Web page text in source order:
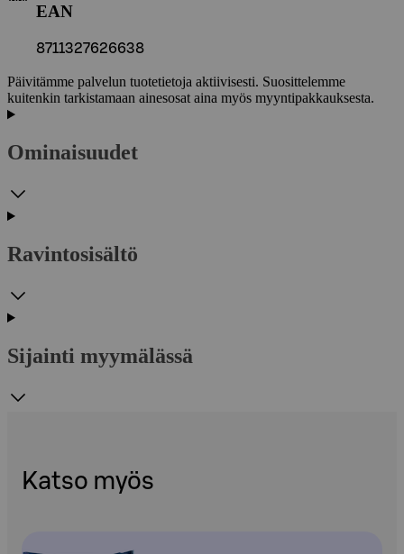
EAN
8711327626638
Päivitämme palvelun tuotetietoja aktiivisesti. Suosittelemme
kuitenkin tarkistamaan ainesosat aina myös myyntipakkauksesta.
Ominaisuudet
Ravintosisältö
Sijainti myymälässä
Katso myös